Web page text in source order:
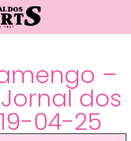
–
dos
04-25